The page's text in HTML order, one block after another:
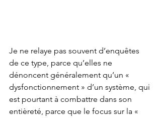
Je ne relaye pas souvent d’enquêtes
de ce type, parce qu’elles ne
dénoncent généralement qu’un «
dysfonctionnement » d’un système, qui
est pourtant à combattre dans son
entièreté, parce que le focus sur la «